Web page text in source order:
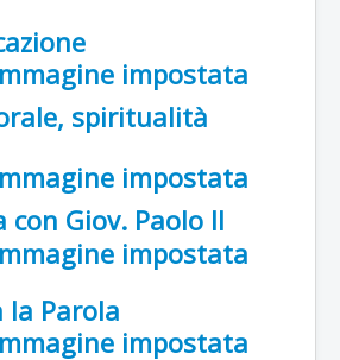
spiritualità
con Giov. Paolo II
la Parola